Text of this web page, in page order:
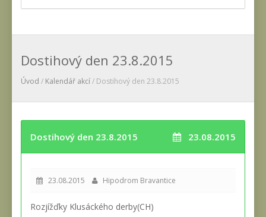
Dostihový den 23.8.2015
Úvod / Kalendář akcí/ Dostihový den 23.8.2015
Dostihový den 23.8.2015 23.08.2015
23.08.2015 Hipodrom Bravantice
Rozjížďky Klusáckého derby(CH)